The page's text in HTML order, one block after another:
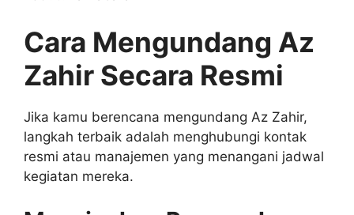
Cara Mengundang Az
Zahir Secara Resmi
Jika kamu berencana mengundang Az Zahir,
langkah terbaik adalah menghubungi kontak
resmi atau manajemen yang menangani jadwal
kegiatan mereka.